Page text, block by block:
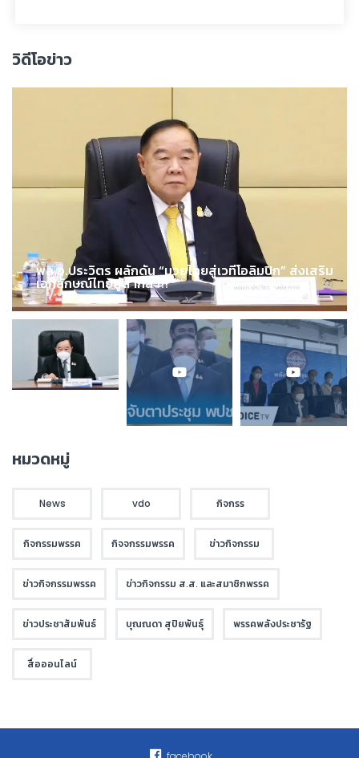
วิดีโอข่าว
พล.อ.ประวิตร ผลักดัน “มวยไทยสู่เวทีโอลิมปิก” ส่งเสริม
เอกลักษณ์ไทยสู่สากล !!!
หมวดหมู่
News vdo กิจกรร
กิจกรรมพรรค กิจจกรรมพรรค ข่าวกิจกรรม
ข่าวกิจกรรมพรรค ข่าวกิจกรรม ส.ส. และสมาชิกพรรค
ข่าวประชาสัมพันธ์ บุณณดา สุปิยพันธุ์ พรรคพลังประชารัฐ
สื่อออนไลน์